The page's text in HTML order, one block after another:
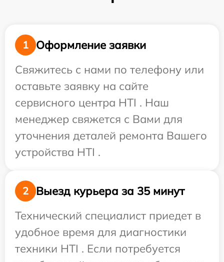
1
Оформление заявки
Свяжитесь с нами по телефону или
оставьте заявку на сайте
сервисного центра HTI . Наш
менеджер свяжется с Вами для
уточнения деталей ремонта Вашего
устройства HTI .
2
Выезд курьера за 35 минут
Технический специалист приедет в
удобное время для диагностики
техники HTI . Если потребуется